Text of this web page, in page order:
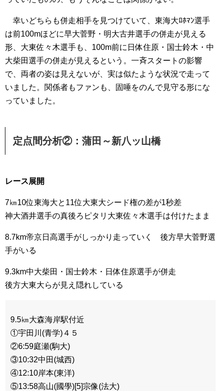
幸いどちらも併走相手を見つけていて、東海大ﾛﾎﾏﾝ選手
は前100mほどに早大菅野・明大古井選手の併走が見える
形、大東佐々木選手も、100m前に日体住原・国士鈴木・中
大柴田選手の併走が見えるという。一斉スタートの影響
で、両者の姿は見えないが、実は似たような状況で走って
いました。関係者もファンも、固唾をのんで見守る形にな
っていました。
定点間分析②：蒲田～新八ッ山橋
レース展開
7㎞10位東海大と11位大東大シード権の差が1秒差
神大酒井選手の真後ろピタリ大東佐々木選手は付けたまま
8.7km帝京日高選手がしっかり走っていく 後方早大菅野選
手がいる
9.3km中大柴田・国士鈴木・日体住原選手が併走
後方大東大らが見え隠れしている
9.5㎞大森海岸駅付近
①宇田川(青学)４５
②6:59庭瀬(駒大)
③10:32中田(城西)
④12:10岸本(東洋)
⑤13:58高山(國學)[5]宗像(法大)